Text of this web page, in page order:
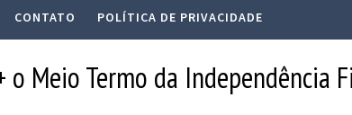
CONTATO POLÍTICA DE PRIVACIDADE
o Meio Termo da Independência